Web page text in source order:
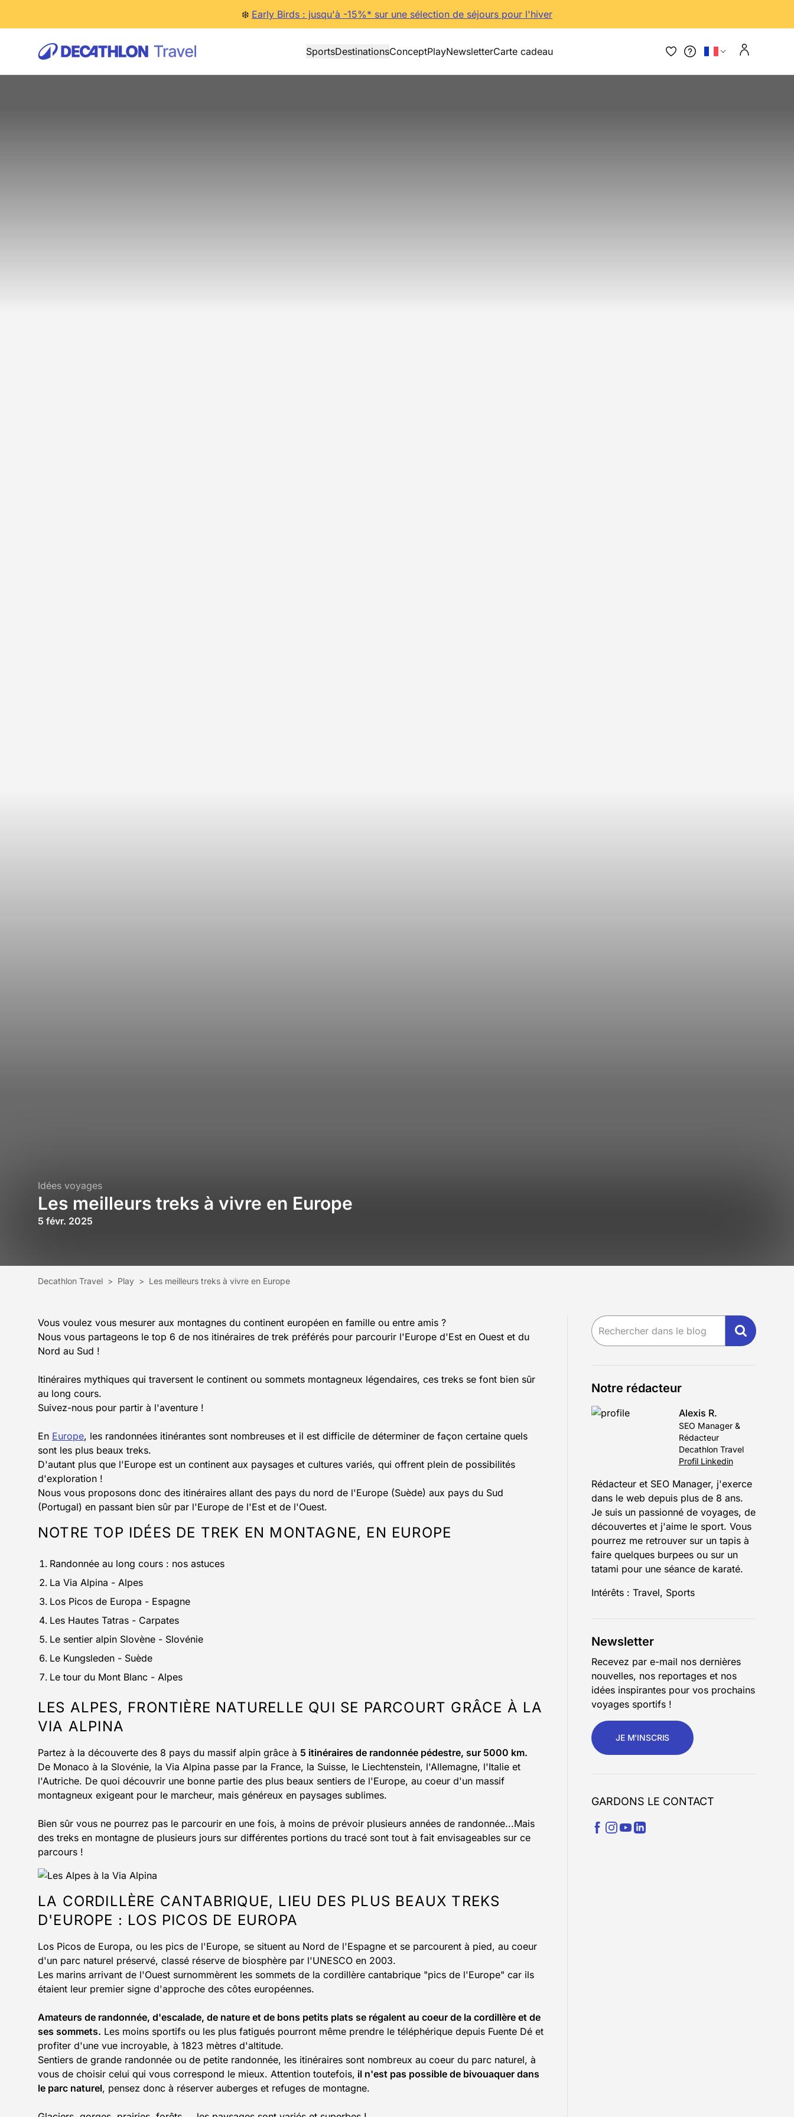
❄️ Early Birds : jusqu'à -15%* sur une sélection de séjours pour l'hiver
SportsDestinationsConceptPlayNewsletterCarte cadeau
Idées voyages
Les meilleurs treks à vivre en Europe
5 févr. 2025
Decathlon Travel > Play > Les meilleurs treks à vivre en Europe
Vous voulez vous mesurer aux montagnes du continent européen en famille ou entre amis ?
Nous vous partageons le top 6 de nos itinéraires de trek préférés pour parcourir l'Europe d'Est en Ouest et du
Nord au Sud !
Itinéraires mythiques qui traversent le continent ou sommets montagneux légendaires, ces treks se font bien sûr
au long cours.
Suivez-nous pour partir à l'aventure !
En Europe, les randonnées itinérantes sont nombreuses et il est difficile de déterminer de façon certaine quels
sont les plus beaux treks.
D'autant plus que l'Europe est un continent aux paysages et cultures variés, qui offrent plein de possibilités
d'exploration !
Nous vous proposons donc des itinéraires allant des pays du nord de l'Europe (Suède) aux pays du Sud
(Portugal) en passant bien sûr par l'Europe de l'Est et de l'Ouest.
NOTRE TOP IDÉES DE TREK EN MONTAGNE, EN EUROPE
Randonnée au long cours : nos astuces
La Via Alpina - Alpes
Los Picos de Europa - Espagne
Les Hautes Tatras - Carpates
Le sentier alpin Slovène - Slovénie
Le Kungsleden - Suède
Le tour du Mont Blanc - Alpes
LES ALPES, FRONTIÈRE NATURELLE QUI SE PARCOURT GRÂCE À LA
VIA ALPINA
Partez à la découverte des 8 pays du massif alpin grâce à 5 itinéraires de randonnée pédestre, sur 5000 km.
De Monaco à la Slovénie, la Via Alpina passe par la France, la Suisse, le Liechtenstein, l'Allemagne, l'Italie et
l'Autriche. De quoi découvrir une bonne partie des plus beaux sentiers de l'Europe, au coeur d'un massif
montagneux exigeant pour le marcheur, mais généreux en paysages sublimes.
Bien sûr vous ne pourrez pas le parcourir en une fois, à moins de prévoir plusieurs années de randonnée...Mais
des treks en montagne de plusieurs jours sur différentes portions du tracé sont tout à fait envisageables sur ce
parcours !
LA CORDILLÈRE CANTABRIQUE, LIEU DES PLUS BEAUX TREKS
D'EUROPE : LOS PICOS DE EUROPA
Los Picos de Europa, ou les pics de l'Europe, se situent au Nord de l'Espagne et se parcourent à pied, au coeur
d'un parc naturel préservé, classé réserve de biosphère par l'UNESCO en 2003.
Les marins arrivant de l'Ouest surnommèrent les sommets de la cordillère cantabrique "pics de l'Europe" car ils
étaient leur premier signe d'approche des côtes européennes.
Amateurs de randonnée, d'escalade, de nature et de bons petits plats se régalent au coeur de la cordillère et de
ses sommets. Les moins sportifs ou les plus fatigués pourront même prendre le téléphérique depuis Fuente Dé et
profiter d'une vue incroyable, à 1823 mètres d'altitude.
Sentiers de grande randonnée ou de petite randonnée, les itinéraires sont nombreux au coeur du parc naturel, à
vous de choisir celui qui vous correspond le mieux. Attention toutefois, il n'est pas possible de bivouaquer dans
le parc naturel, pensez donc à réserver auberges et refuges de montagne.
Notre rédacteur
Alexis R.
SEO Manager &
Rédacteur
Decathlon Travel
Profil Linkedin
Rédacteur et SEO Manager, j'exerce
dans le web depuis plus de 8 ans.
Je suis un passionné de voyages, de
découvertes et j'aime le sport. Vous
pourrez me retrouver sur un tapis à
faire quelques burpees ou sur un
tatami pour une séance de karaté.
Intérêts : Travel, Sports
Newsletter
Recevez par e-mail nos dernières
nouvelles, nos reportages et nos
idées inspirantes pour vos prochains
voyages sportifs !
JE M'INSCRIS
GARDONS LE CONTACT